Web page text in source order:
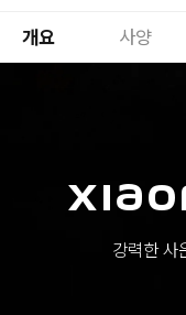
개요 사양
강력한 사